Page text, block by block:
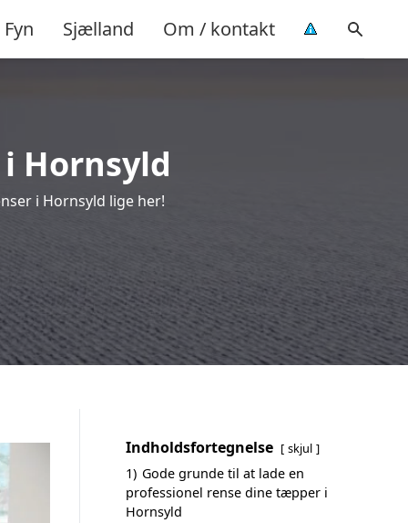
Fyn Sjælland Om / kontakt
Hornsyld
i Hornsyld lige her!
Indholdsfortegnelse skjul
1) Gode grunde til at lade en
professionel rense dine tæpper i
Hornsyld